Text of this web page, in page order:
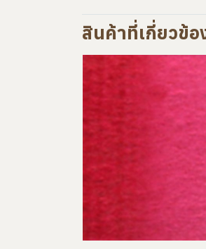
สินค้าที่เกี่ยวข้อ